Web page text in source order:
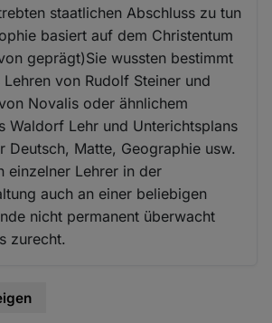
staatlichen Abschluss zu tun
basiert auf dem Christentum
geprägt)Sie wussten bestimmt
von Rudolf Steiner und
Novalis oder ähnlichem
Waldorf Lehr und Unterichtsplans
Deutsch, Matte, Geographie usw.
einzelner Lehrer in der
auch an einer beliebigen
nicht permanent überwacht
zurecht.